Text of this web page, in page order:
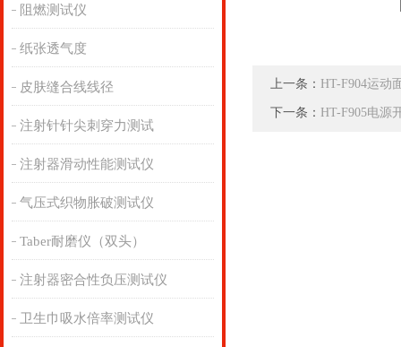
阻燃测试仪
纸张透气度
皮肤缝合线线径
注射针针尖刺穿力测试
注射器滑动性能测试仪
气压式织物胀破测试仪
Taber耐磨仪（双头）
注射器密合性负压测试仪
卫生巾吸水倍率测试仪
上一条： HT-F904运动
下一条： HT-F905电源